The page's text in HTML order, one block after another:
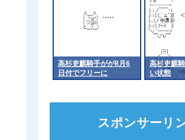
高杉吏麒騎手がが8月6
日付でフリーに
高杉吏麒
い状態
スポンサーリ